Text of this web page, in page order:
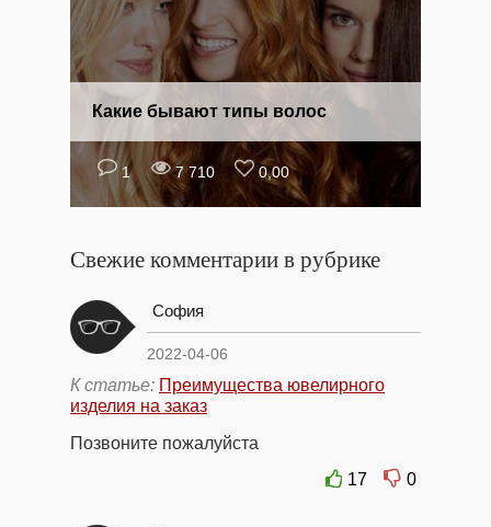
1 7 710 0,00
Какие бывают типы волос
Свежие комментарии в рубрике
София
2022-04-06
К статье: Преимущества ювелирного
изделия на заказ
Позвоните пожалуйста
17
0